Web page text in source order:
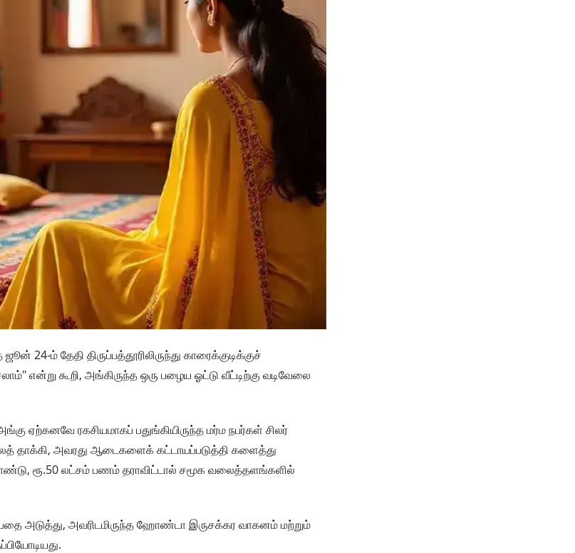
ம் தேதி திருப்பத்தூரிலிருந்து காரைக்குடிக்குச்
கூறி, அங்கிருந்த ஒரு பழைய ஓட்டு வீட்டிற்கு வடிவேலை
ஏற்கனவே ரகசியமாகப் பதுங்கியிருந்த மர்ம நபர்கள் சிலர்
தாக்கி, அவரது ஆடைகளைக் கட்டாயப்படுத்தி களைத்து
ரூ.50 லட்சம் பணம் தராவிட்டால் சமூக வலைத்தளங்களில்
அடுத்து, அவரிடமிருந்த ஹோண்டா இருசக்கர வாகனம் மற்றும்